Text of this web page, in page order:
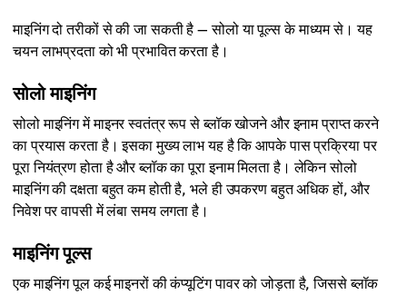
माइनिंग दो तरीकों से की जा सकती है — सोलो या पूल्स के माध्यम से। यह
चयन लाभप्रदता को भी प्रभावित करता है।
सोलो माइनिंग
सोलो माइनिंग में माइनर स्वतंत्र रूप से ब्लॉक खोजने और इनाम प्राप्त करने
का प्रयास करता है। इसका मुख्य लाभ यह है कि आपके पास प्रक्रिया पर
पूरा नियंत्रण होता है और ब्लॉक का पूरा इनाम मिलता है। लेकिन सोलो
माइनिंग की दक्षता बहुत कम होती है, भले ही उपकरण बहुत अधिक हों, और
निवेश पर वापसी में लंबा समय लगता है।
माइनिंग पूल्स
एक माइनिंग पूल कई माइनरों की कंप्यूटिंग पावर को जोड़ता है, जिससे ब्लॉक